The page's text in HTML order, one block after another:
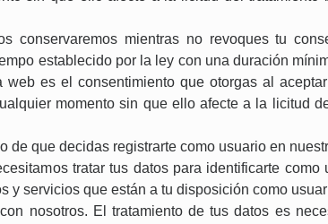
mientras no revoques tu
establecido por la ley con una duración
es el consentimiento que otorgas al
momento sin que ello afecte a la licitud
de que decidas registrarte como usuario en
tratar tus datos para identificarte como
y servicios que están a tu disposición como
nosotros. El tratamiento de tus datos es